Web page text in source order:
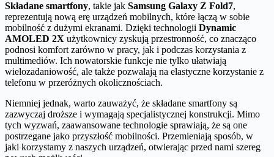
Składane smartfony, takie jak Samsung Galaxy Z Fold7,
reprezentują nową erę urządzeń mobilnych, które łączą w sobie
mobilność z dużymi ekranami. Dzięki technologii Dynamic
AMOLED 2X użytkownicy zyskują przestronność, co znacząco
podnosi komfort zarówno w pracy, jak i podczas korzystania z
multimediów. Ich nowatorskie funkcje nie tylko ułatwiają
wielozadaniowość, ale także pozwalają na elastyczne korzystanie z
telefonu w przeróżnych okolicznościach.
Niemniej jednak, warto zauważyć, że składane smartfony są
zazwyczaj droższe i wymagają specjalistycznej konstrukcji. Mimo
tych wyzwań, zaawansowane technologie sprawiają, że są one
postrzegane jako przyszłość mobilności. Przemieniają sposób, w
jaki korzystamy z naszych urządzeń, otwierając przed nami szereg